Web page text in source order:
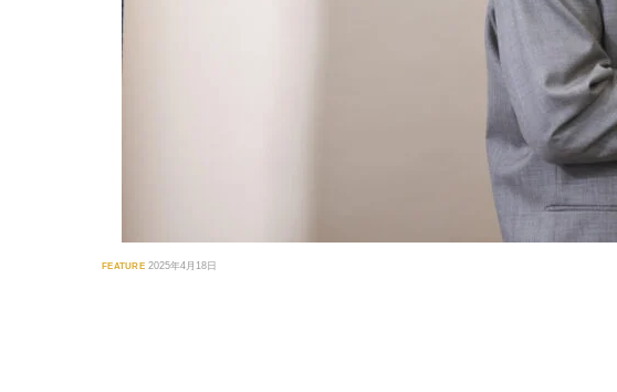
FEATURE 2025年4月18日